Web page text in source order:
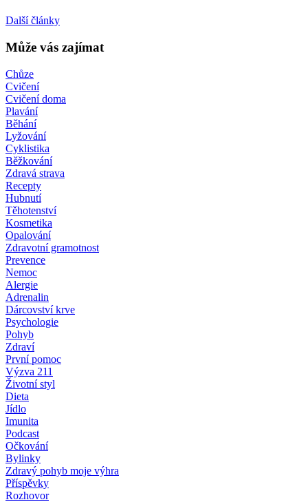
Další články
Může vás zajímat
Chůze
Cvičení
Cvičení doma
Plavání
Běhání
Lyžování
Cyklistika
Běžkování
Zdravá strava
Recepty
Hubnutí
Těhotenství
Kosmetika
Opalování
Zdravotní gramotnost
Prevence
Nemoc
Alergie
Adrenalin
Dárcovství krve
Psychologie
Pohyb
Zdraví
První pomoc
Výzva 211
Životní styl
Dieta
Jídlo
Imunita
Podcast
Očkování
Bylinky
Zdravý pohyb moje výhra
Příspěvky
Rozhovor